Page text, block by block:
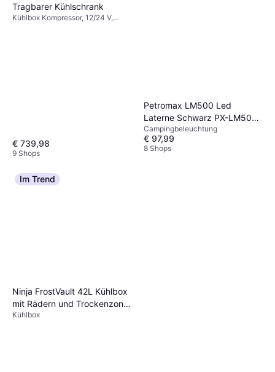
Tragbarer Kühlschrank
Kühlbox Kompressor, 12/24 V,
€ 739,98
9 Shops
Petromax LM500 Led
Laterne Schwarz PX-LM500-
Black
Campingbeleuchtung
€ 97,99
8 Shops
Im Trend
Ninja FrostVault 42L Kühlbox
mit Rädern und Trockenzone
Slate Grau FB245EUGY
Kühlbox